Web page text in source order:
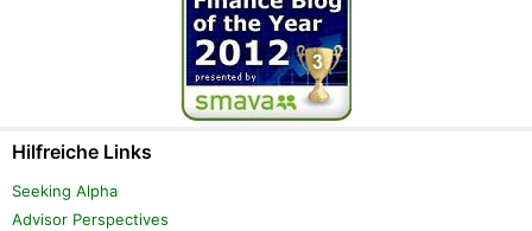
Hilfreiche Links
Seeking Alpha
Advisor Perspectives